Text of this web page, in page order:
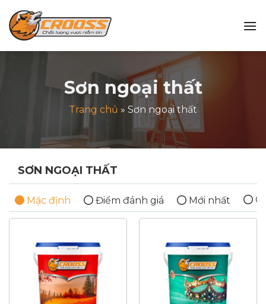
qua
nội
dung
Sơn ngoại thất
Trang chủ » Sơn ngoại thất
SƠN NGOẠI THẤT
Mặc định Điểm đánh giá Mới nhất